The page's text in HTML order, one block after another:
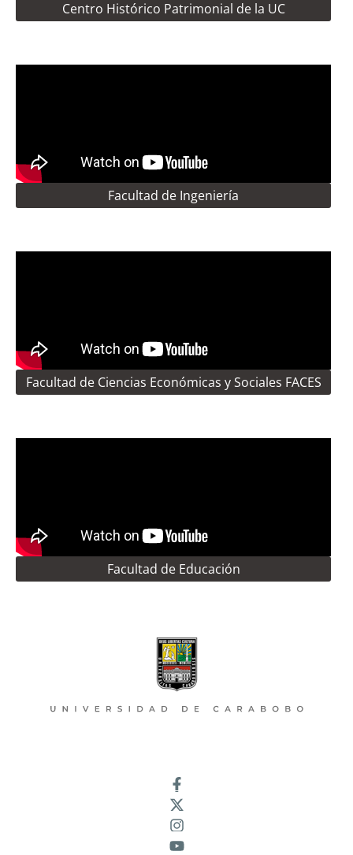
Centro Histórico Patrimonial de la UC
Facultad de Ingeniería
Facultad de Ciencias Económicas y Sociales FACES
Facultad de Educación